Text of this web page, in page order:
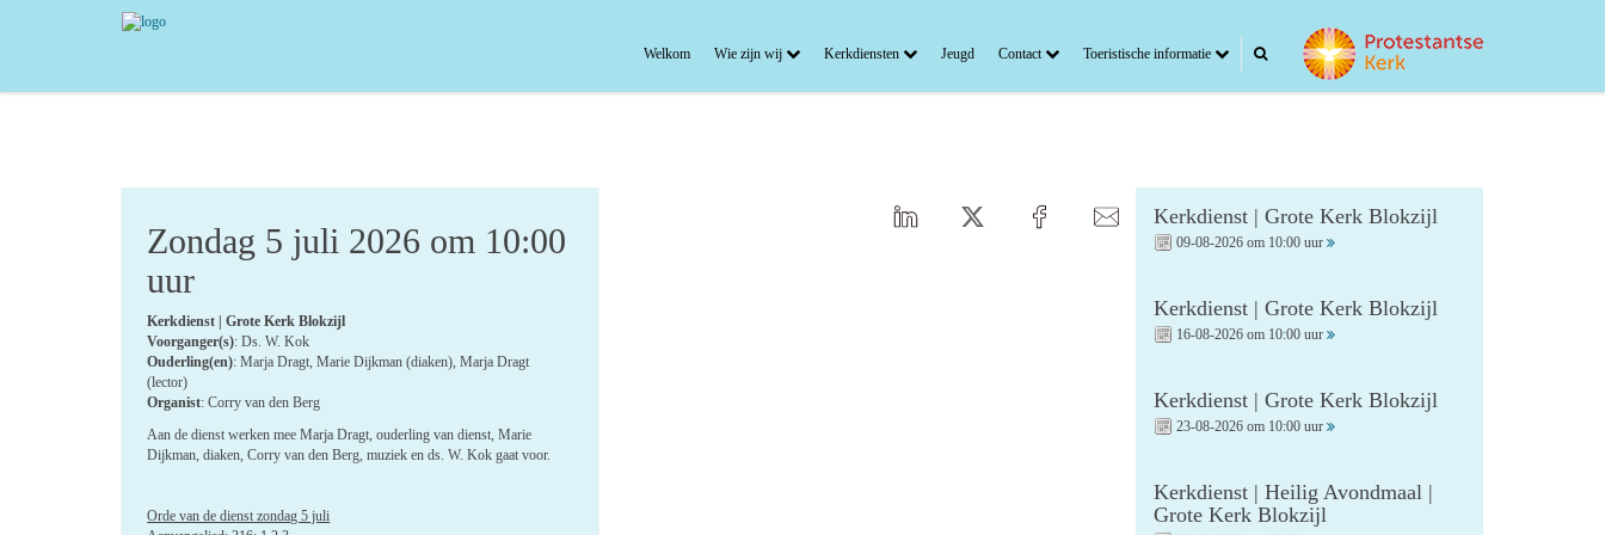
Welkom Wie zijn wij Kerkdiensten Jeugd Contact Toeristische informatie
Zondag 5 juli 2026 om 10:00
uur
Kerkdienst | Grote Kerk Blokzijl
Voorganger(s): Ds. W. Kok
Ouderling(en): Marja Dragt, Marie Dijkman (diaken), Marja Dragt
(lector)
Organist: Corry van den Berg
Aan de dienst werken mee Marja Dragt, ouderling van dienst, Marie
Dijkman, diaken, Corry van den Berg, muziek en ds. W. Kok gaat voor.
Orde van de dienst zondag 5 juli
Kerkdienst | Grote Kerk Blokzijl
09-08-2026 om 10:00 uur
Kerkdienst | Grote Kerk Blokzijl
16-08-2026 om 10:00 uur
Kerkdienst | Grote Kerk Blokzijl
23-08-2026 om 10:00 uur
Kerkdienst | Heilig Avondmaal |
Grote Kerk Blokzijl